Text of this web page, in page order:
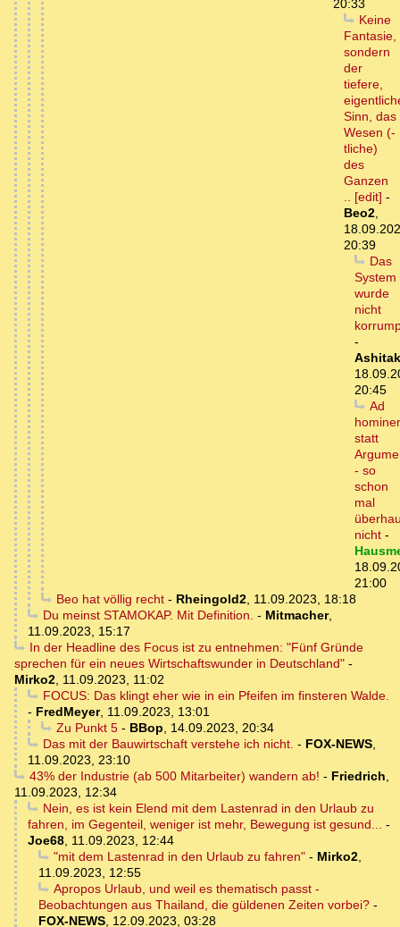
20:33
Keine
Fantasie,
sondern
der
tiefere,
Sinn, das
Wesen (-
tliche)
des
Ganzen
.. [edit] -
Beo2,
20:39
Das
System
wurde
nicht
-
20:45
Ad
statt
- so
schon
mal
nicht -
21:00
Beo hat völlig recht- Rheingold2, 11.09.2023, 18:18
Du meinst STAMOKAP. Mit Definition. - Mitmacher,
11.09.2023, 15:17
In der Headline des Focus ist zu entnehmen: "Fünf Gründe
sprechen für ein neues Wirtschaftswunder in Deutschland" -
Mirko2, 11.09.2023, 11:02
FOCUS: Das klingt eher wie in ein Pfeifen im finsteren Walde.
- FredMeyer, 11.09.2023, 13:01
Zu Punkt 5- BBop, 14.09.2023, 20:34
Das mit der Bauwirtschaft verstehe ich nicht. - FOX-NEWS,
11.09.2023, 23:10
43% der Industrie (ab 500 Mitarbeiter) wandern ab! - Friedrich,
11.09.2023, 12:34
Nein, es ist kein Elend mit dem Lastenrad in den Urlaub zu
fahren, im Gegenteil, weniger ist mehr, Bewegung ist gesund... -
Joe68, 11.09.2023, 12:44
"mit dem Lastenrad in den Urlaub zu fahren"- Mirko2,
11.09.2023, 12:55
Apropos Urlaub, und weil es thematisch passt -
Beobachtungen aus Thailand, die güldenen Zeiten vorbei? -
FOX-NEWS, 12.09.2023, 03:28